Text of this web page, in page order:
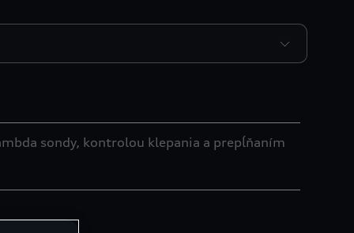
sondy, kontrolou klepania a prepĺňaním